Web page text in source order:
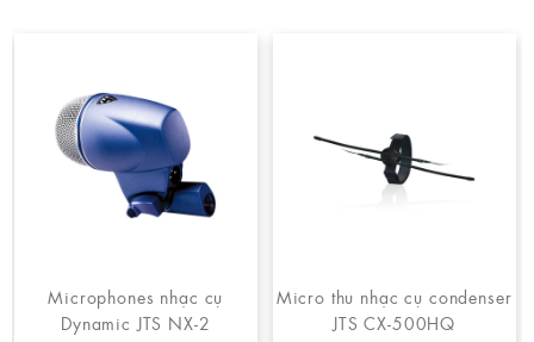
Microphones nhạc cụ
Dynamic JTS NX-2
Micro thu nhạc cụ condenser
JTS CX-500HQ